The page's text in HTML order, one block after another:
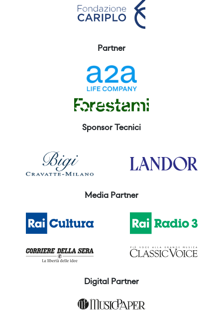
Partner
Sponsor Tecnici
Media Partner
Digital Partner